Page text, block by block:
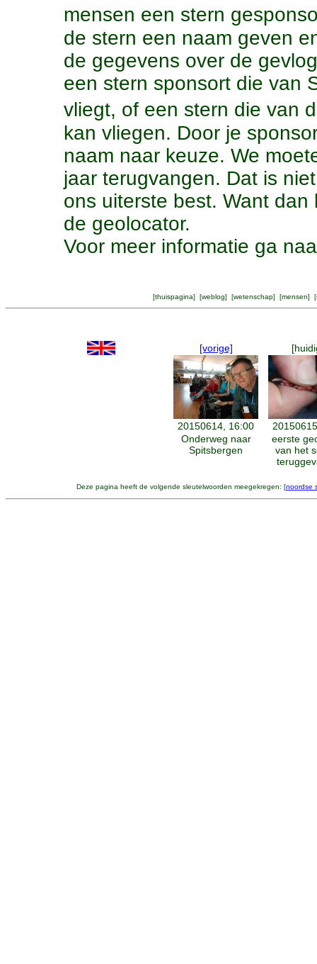
mensen een stern
de stern een naam geven
de gegevens over de
een stern sponsort die van
vliegt, of een stern die van
kan vliegen. Door je
naam naar keuze. We
jaar terugvangen. Dat is
ons uiterste best. Want
de geolocator.
Voor meer informatie ga
[thuispagina] [weblog] [wetenschap] [mensen] [
[vorige]
20150614, 16:00
Onderweg naar
Spitsbergen
eerste
van het
Deze pagina heeft de volgende sleutelwoorden meegekregen: [noordse